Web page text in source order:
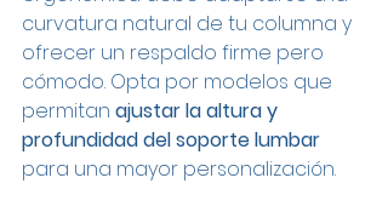
curvatura natural de tu columna y
ofrecer un respaldo firme pero
cómodo. Opta por modelos que
permitan ajustar la altura y
profundidad del soporte lumbar
para una mayor personalización.